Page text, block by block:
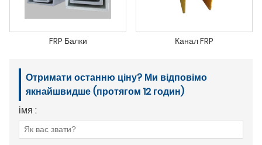
FRP Балки Канал FRP
Отримати останню ціну? Ми відповімо
якнайшвидше (протягом 12 годин)
імя :